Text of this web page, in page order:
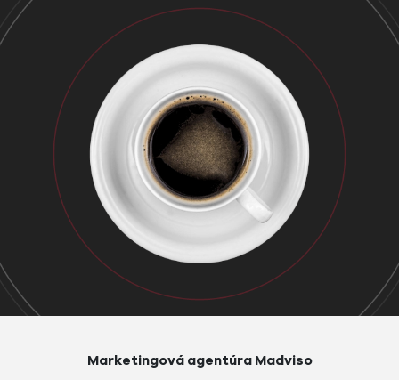
Marketingová agentúra Madviso